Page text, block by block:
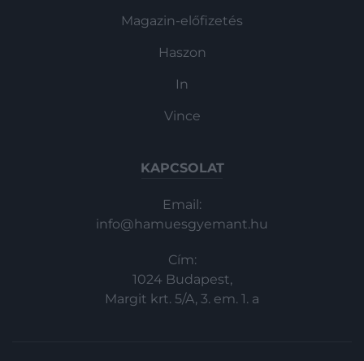
Magazin-előfizetés
Haszon
In
Vince
KAPCSOLAT
Email:
info@hamuesgyemant.hu
Cím:
1024 Budapest,
Margit krt. 5/A, 3. em. 1. a